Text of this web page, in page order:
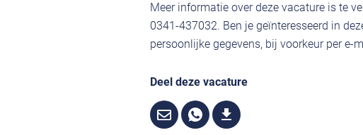
Meer informatie over deze vacature is te
0341-437032. Ben je geïnteresseerd in
persoonlijke gegevens, bij voorkeur per e-
Deel deze vacature